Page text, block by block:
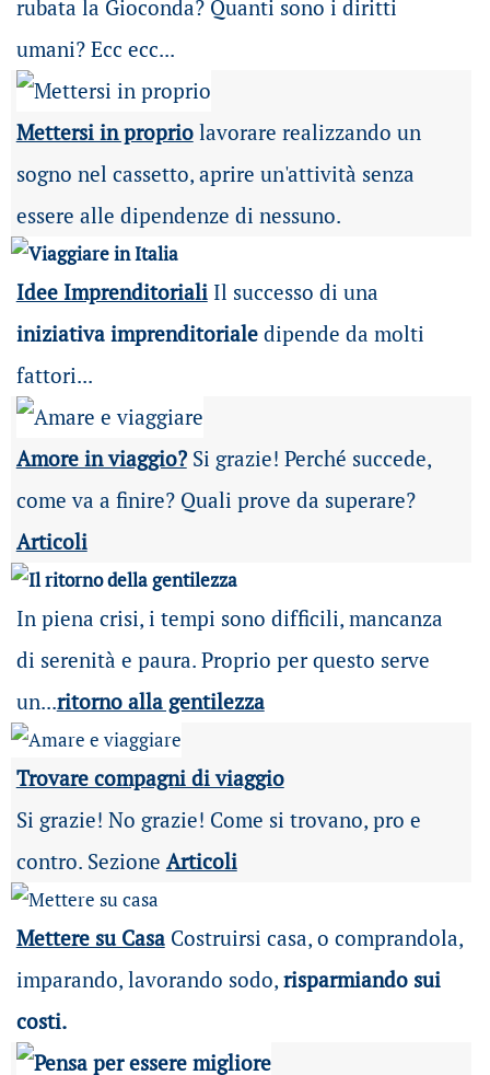
rubata la Gioconda? Quanti sono i diritti
umani? Ecc ecc...
Mettersi in propriolavorare realizzando un
sogno nel cassetto, aprire un'attività senza
essere alle dipendenze di nessuno.
Idee ImprenditorialiIl successo di una
iniziativa imprenditorialedipende da molti
fattori...
Amore in viaggio?Si grazie! Perché succede,
come va a finire? Quali prove da superare?
Articoli
In piena crisi, i tempi sono difficili, mancanza
di serenità e paura. Proprio per questo serve
un...ritorno alla gentilezza
Trovare compagni di viaggio
Si grazie! No grazie! Come si trovano, pro e
contro. Sezione Articoli
Mettere su Casa Costruirsi casa, o comprandola,
imparando, lavorando sodo, risparmiando sui
costi.